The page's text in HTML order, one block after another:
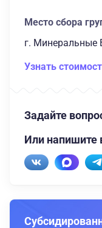
Место сбора
г. Минеральные
Узнать
Задайте
Или напишите